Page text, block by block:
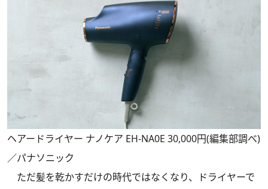
ヘアードライヤー ナノケア EH-NA0E 30,000円(編集部調べ)
／パナソニック
ただ髪を乾かすだけの時代ではなくなり、ドライヤーで